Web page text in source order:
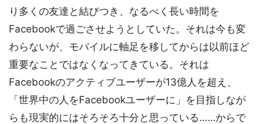
り多くの友達と結びつき、なるべく長い時間を
Facebookで過ごさせようとしていた。それは今も変
わらないが、モバイルに軸足を移してからは以前ほど
重要なことではなくなってきている。それは
Facebookのアクティブユーザーが13億人を超え、
「世界中の人をFacebookユーザーに」を目指しなが
らも現実的にはそろそろ十分と思っている……からで